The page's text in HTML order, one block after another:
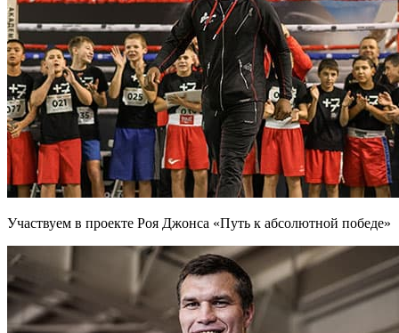
Участвуем в проекте Роя Джонса «Путь к абсолютной победе»